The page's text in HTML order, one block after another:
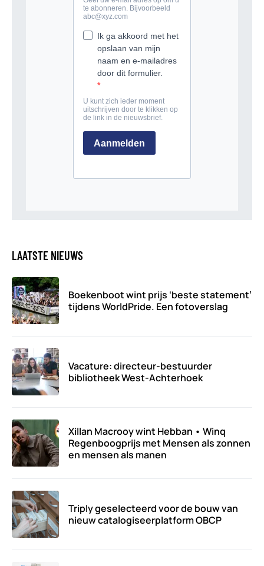
LAATSTE NIEUWS
Boekenboot wint prijs ‘beste statement’
tijdens WorldPride. Een fotoverslag
Vacature: directeur-bestuurder
bibliotheek West-Achterhoek
Xillan Macrooy wint Hebban • Winq
Regenboogprijs met Mensen als zonnen
en mensen als manen
Triply geselecteerd voor de bouw van
nieuw catalogiseerplatform OBCP